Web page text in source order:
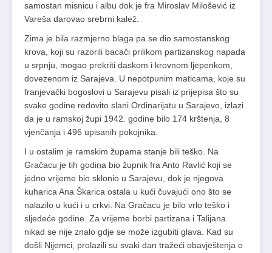
samostan misnicu i albu dok je fra Miroslav Milošević iz
Vareša darovao srebrni kalež.
Zima je bila razmjerno blaga pa se dio samostanskog
krova, koji su ra­zorili bacači prilikom partizanskog napada
u srpnju, mogao prekriti das­kom i krovnom ljepenkom,
dovezenom iz Sarajeva. U nepotpunim mati­ca­­ma, koje su
franjevački bogoslovi u Sarajevu pisali iz prijepisa što su
sva­ke godine redovito slani Ordinarijatu u Sarajevo, izlazi
da je u ramskoj župi 1942. godine bilo 174 krštenja, 8
vjenčanja i 496 upisanih pokoj­nika.
I u ostalim je ramskim župama stanje bili teško. Na
Gračacu je tih godina bio župnik fra Anto Ravlić koji se
jedno vrijeme bio sklonio u Sarajevu, dok je njegova
kuharica Ana Škarica ostala u kući čuvajući ono što se
nalazilo u kući i u crkvi. Na Gračacu je bilo vrlo teško i
sljedeće godine. Za vrijeme borbi partizana i Talijana
nikad se nije znalo gdje se može izgubiti glava. Kad su
došli Nijemci, prolazili su svaki dan tražeći obavještenja o